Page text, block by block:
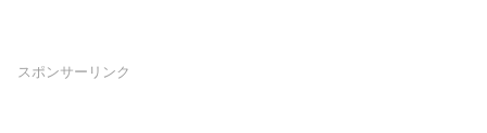
スポンサーリンク